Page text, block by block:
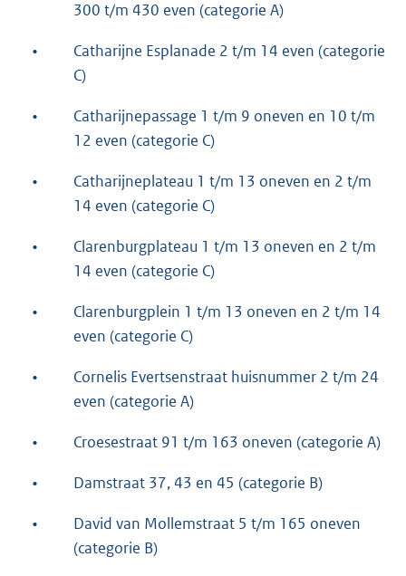
300 t/m 430 even (categorie A)
•
Catharijne Esplanade 2 t/m 14 even (categorie
C)
•
Catharijnepassage 1 t/m 9 oneven en 10 t/m
12 even (categorie C)
•
Catharijneplateau 1 t/m 13 oneven en 2 t/m
14 even (categorie C)
•
Clarenburgplateau 1 t/m 13 oneven en 2 t/m
14 even (categorie C)
•
Clarenburgplein 1 t/m 13 oneven en 2 t/m 14
even (categorie C)
•
Cornelis Evertsenstraat huisnummer 2 t/m 24
even (categorie A)
• Croesestraat 91 t/m 163 oneven (categorie A)
• Damstraat 37, 43 en 45 (categorie B)
•
David van Mollemstraat 5 t/m 165 oneven
(categorie B)